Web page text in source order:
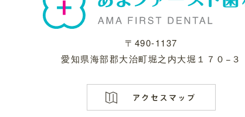
〒490-1137
愛知県海部郡大治町堀之内大堀１７０−３